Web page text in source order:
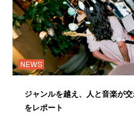
NEWS
ジャンルを越え、人と音楽が
をレポート